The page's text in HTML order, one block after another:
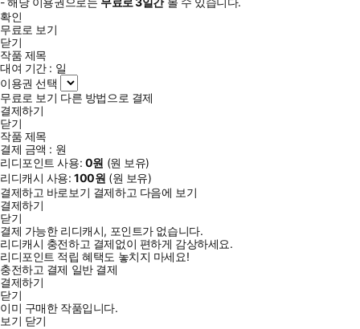
확인
무료로 보기
닫기
작품 제목
대여 기간 : 일
이용권 선택
무료로 보기 다른 방법으로 결제
결제하기
닫기
작품 제목
결제 금액 : 원
리디포인트 사용: 0원 (원 보유)
리디캐시 사용:100원 (원 보유)
결제하고 바로보기 결제하고 다음에 보기
결제하기
닫기
결제 가능한 리디캐시, 포인트가 없습니다.
리디캐시 충전하고 결제없이 편하게 감상하세요.
리디포인트 적립 혜택도 놓치지 마세요!
충전하고 결제 일반 결제
결제하기
닫기
이미 구매한 작품입니다.
보기 닫기